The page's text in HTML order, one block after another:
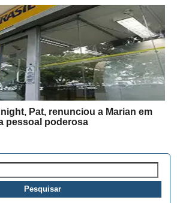
Pat, renunciou a Marian em
pessoal poderosa